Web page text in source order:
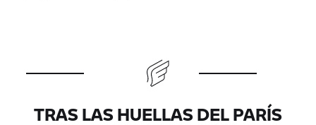
TRAS LAS HUELLAS DEL PARÍS